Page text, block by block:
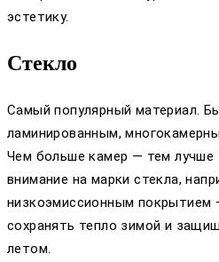
эстетику.
Стекло
Самый популярный материал.
ламинированным,
Чем больше камер — тем лучше
внимание на марки стекла,
низкоэмиссионным покрытием
сохранять тепло зимой и
летом.